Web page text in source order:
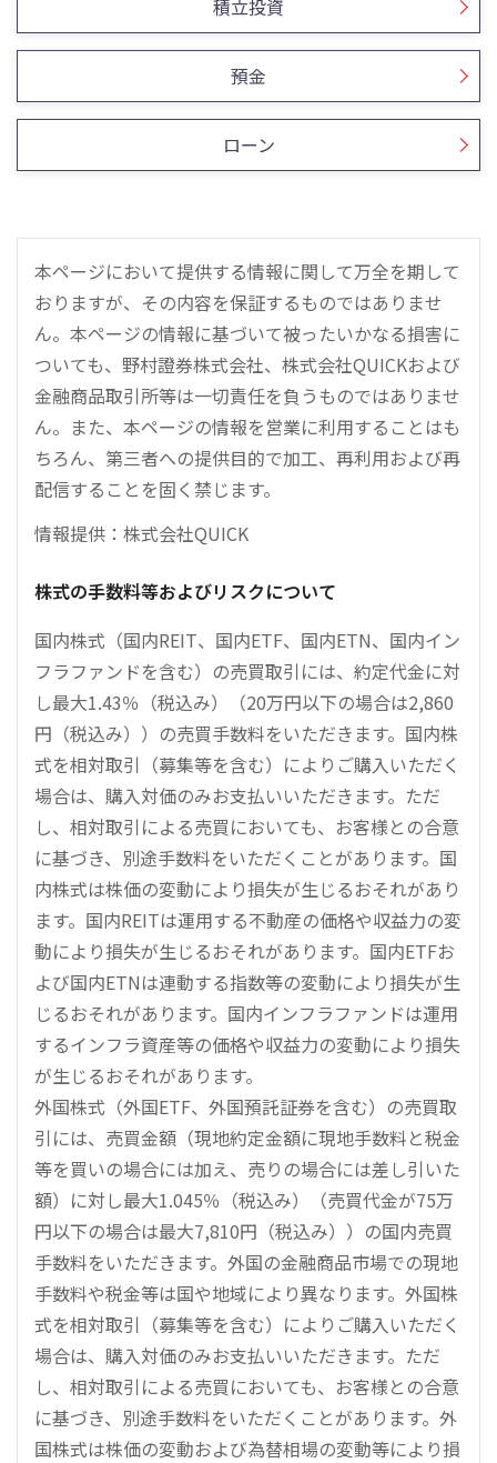
積立投資
預金
ローン
本ページにおいて提供する情報に関して万全を期して
おりますが、その内容を保証するものではありませ
ん。本ページの情報に基づいて被ったいかなる損害に
ついても、野村證券株式会社、株式会社QUICKおよび
金融商品取引所等は一切責任を負うものではありませ
ん。また、本ページの情報を営業に利用することはも
ちろん、第三者への提供目的で加工、再利用および再
配信することを固く禁じます。
情報提供：株式会社QUICK
株式の手数料等およびリスクについて
国内株式（国内REIT、国内ETF、国内ETN、国内イン
フラファンドを含む）の売買取引には、約定代金に対
し最大1.43％（税込み）（20万円以下の場合は2,860
円（税込み））の売買手数料をいただきます。国内株
式を相対取引（募集等を含む）によりご購入いただく
場合は、購入対価のみお支払いいただきます。ただ
し、相対取引による売買においても、お客様との合意
に基づき、別途手数料をいただくことがあります。国
内株式は株価の変動により損失が生じるおそれがあり
ます。国内REITは運用する不動産の価格や収益力の変
動により損失が生じるおそれがあります。国内ETFお
よび国内ETNは連動する指数等の変動により損失が生
じるおそれがあります。国内インフラファンドは運用
するインフラ資産等の価格や収益力の変動により損失
が生じるおそれがあります。
外国株式（外国ETF、外国預託証券を含む）の売買取
引には、売買金額（現地約定金額に現地手数料と税金
等を買いの場合には加え、売りの場合には差し引いた
額）に対し最大1.045％（税込み）（売買代金が75万
円以下の場合は最大7,810円（税込み））の国内売買
手数料をいただきます。外国の金融商品市場での現地
手数料や税金等は国や地域により異なります。外国株
式を相対取引（募集等を含む）によりご購入いただく
場合は、購入対価のみお支払いいただきます。ただ
し、相対取引による売買においても、お客様との合意
に基づき、別途手数料をいただくことがあります。外
国株式は株価の変動および為替相場の変動等により損